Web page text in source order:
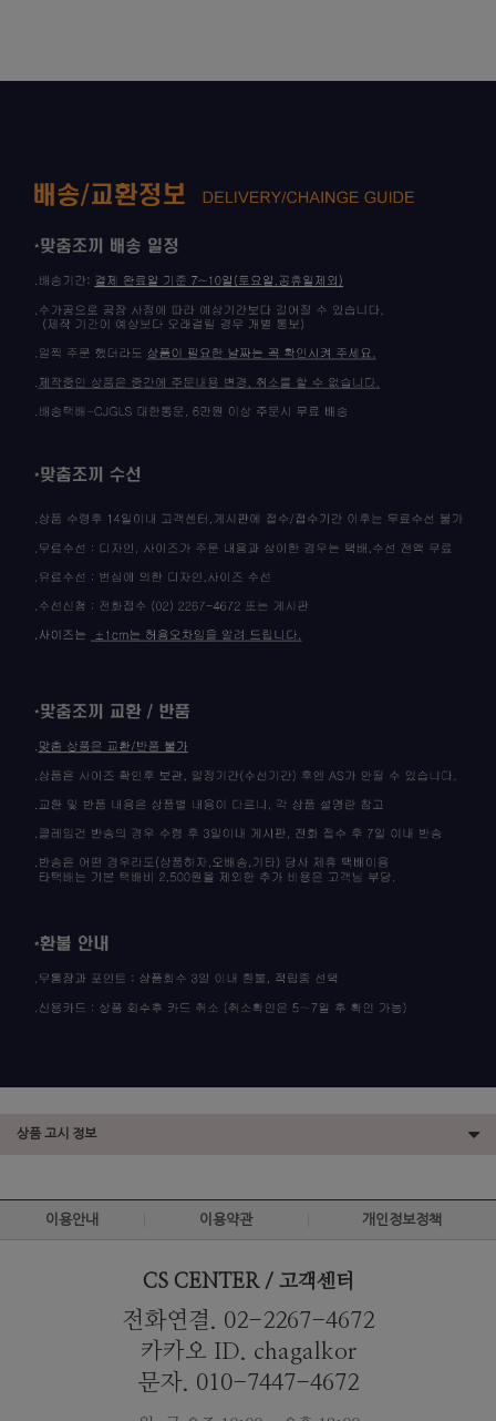
상품 고시 정보
이용안내 이용약관 개인정보정책
CS CENTER / 고객센터
전화연결. 02-2267-4672
카카오 ID. chagalkor
문자. 010-7447-4672